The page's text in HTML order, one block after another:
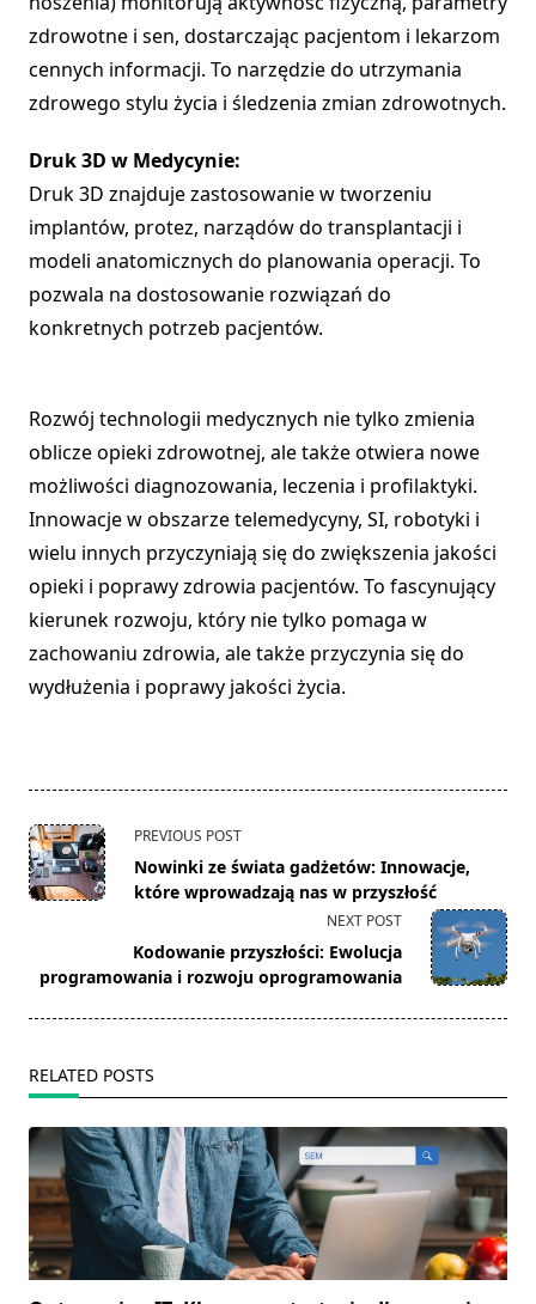
zdrowotne i sen, dostarczając pacjentom i lekarzom
cennych informacji. To narzędzie do utrzymania
zdrowego stylu życia i śledzenia zmian zdrowotnych.
Druk 3D w Medycynie:
Druk 3D znajduje zastosowanie w tworzeniu
implantów, protez, narządów do transplantacji i
modeli anatomicznych do planowania operacji. To
pozwala na dostosowanie rozwiązań do
konkretnych potrzeb pacjentów.
Rozwój technologii medycznych nie tylko zmienia
oblicze opieki zdrowotnej, ale także otwiera nowe
możliwości diagnozowania, leczenia i profilaktyki.
Innowacje w obszarze telemedycyny, SI, robotyki i
wielu innych przyczyniają się do zwiększenia jakości
opieki i poprawy zdrowia pacjentów. To fascynujący
kierunek rozwoju, który nie tylko pomaga w
zachowaniu zdrowia, ale także przyczynia się do
wydłużenia i poprawy jakości życia.
<span
class="nav-
subtitle
text">Page</span>
PREVIOUS POST
Nowinki ze świata gadżetów: Innowacje,
które wprowadzają nas w przyszłość
NEXT POST
Kodowanie przyszłości: Ewolucja
programowania i rozwoju oprogramowania
RELATED POSTS